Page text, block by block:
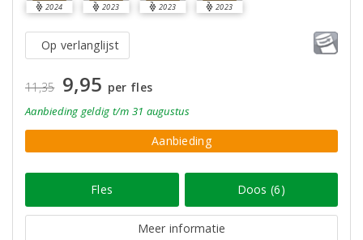
2024 2023 2023 2023
Op verlanglijst
11,35 9,95 per fles
Aanbieding geldig t/m 31 augustus
Aanbieding
Fles Doos (6)
Meer informatie